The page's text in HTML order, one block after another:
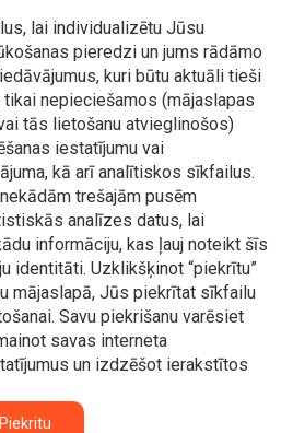
lai individualizētu Jūsu
pieredzi un jums rādāmo
kuri būtu aktuāli tieši
nepieciešamos (mājaslapas
tās lietošanu atvieglinošos)
iestatījumu vai
kā arī analītiskos sīkfailus.
trešajām pusēm
analīzes datus, lai
informāciju, kas ļauj noteikt šīs
identitāti. Uzklikšķinot “piekrītu”
mājaslapā, Jūs piekrītat sīkfailu
Savu piekrišanu varēsiet
savas interneta
un izdzēšot ierakstītos
Piekritu